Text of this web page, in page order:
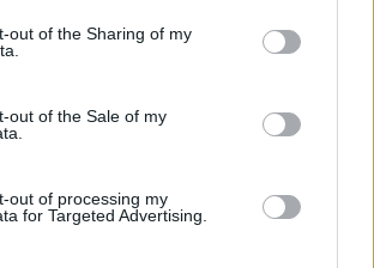
visit or usage behaviour. You may click to
to Google and its third-party tags to
below specified purposes in below Google
out of the Sharing of my
out of the Sale of my
out of processing my
for Targeted Advertising.
ΣΤΕΡΕΑ, ΕΥΒΟΙΑ,